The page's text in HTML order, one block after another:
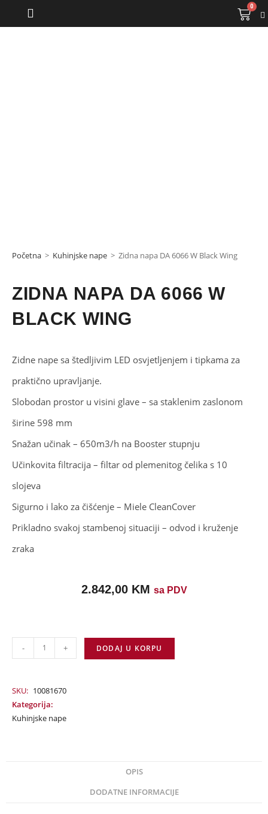
0
Početna > Kuhinjske nape > Zidna napa DA 6066 W Black Wing
ZIDNA NAPA DA 6066 W
BLACK WING
Zidne nape sa štedljivim LED osvjetljenjem i tipkama za
praktično upravljanje.
Slobodan prostor u visini glave – sa staklenim zaslonom
širine 598 mm
Snažan učinak – 650m3/h na Booster stupnju
Učinkovita filtracija – filtar od plemenitog čelika s 10
slojeva
Sigurno i lako za čišćenje – Miele CleanCover
Prikladno svakoj stambenoj situaciji – odvod i kruženje
zraka
2.842,00 KM sa PDV
- + DODAJ U KORPU
SKU: 10081670
Kategorija:
Kuhinjske nape
OPIS
DODATNE INFORMACIJE